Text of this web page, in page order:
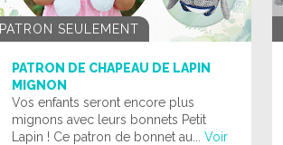
PATRON SEULEMENT
PATRON DE CHAPEAU DE LAPIN
MIGNON
Vos enfants seront encore plus
mignons avec leurs bonnets Petit
Lapin ! Ce patron de bonnet au... Voir